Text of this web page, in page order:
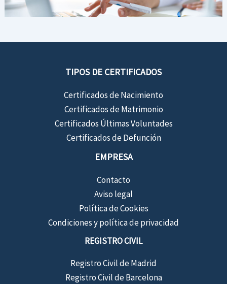
TIPOS DE CERTIFICADOS
Certificados de Nacimiento
Certificados de Matrimonio
Certificados Últimas Voluntades
Certificados de Defunción
EMPRESA
Contacto
Aviso legal
Política de Cookies
Condiciones y política de privacidad
REGISTRO CIVIL
Registro Civil de Madrid
Registro Civil de Barcelona